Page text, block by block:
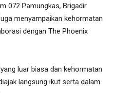
072 Pamungkas, Brigadir
menyampaikan kehormatan
dengan The Phoenix
luar biasa dan kehormatan
langsung ikut serta dalam